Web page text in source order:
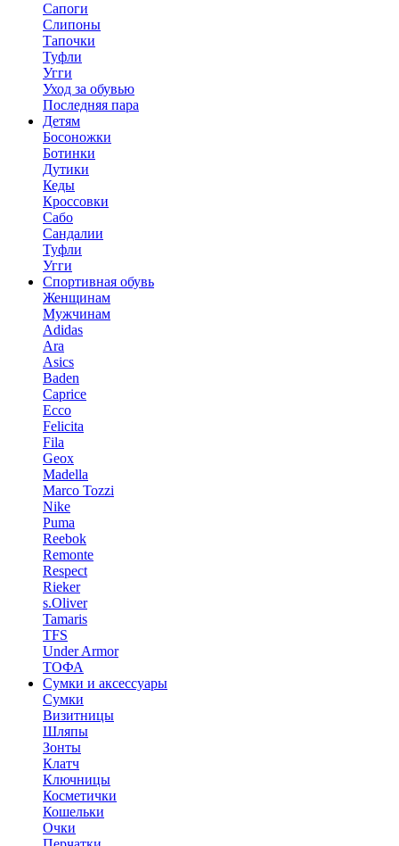
Сапоги
Слипоны
Тапочки
Туфли
Угги
Уход за обувью
Последняя пара
Детям
Босоножки
Ботинки
Дутики
Кеды
Кроссовки
Сабо
Сандалии
Туфли
Угги
Спортивная обувь
Женщинам
Мужчинам
Adidas
Ara
Asics
Baden
Caprice
Ecco
Felicita
Fila
Geox
Madella
Marco Tozzi
Nike
Puma
Reebok
Remonte
Respect
Rieker
s.Oliver
Tamaris
TFS
Under Armor
ТОФА
Сумки и аксессуары
Сумки
Визитницы
Шляпы
Зонты
Клатч
Ключницы
Косметички
Кошельки
Очки